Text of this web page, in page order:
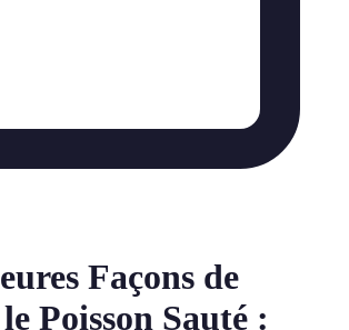
Façons de
Poisson Sauté :